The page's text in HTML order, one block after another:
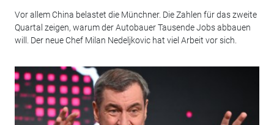
Vor allem China belastet die Münchner. Die Zahlen für das zweite
Quartal zeigen, warum der Autobauer Tausende Jobs abbauen
will. Der neue Chef Milan Nedeljkovic hat viel Arbeit vor sich.